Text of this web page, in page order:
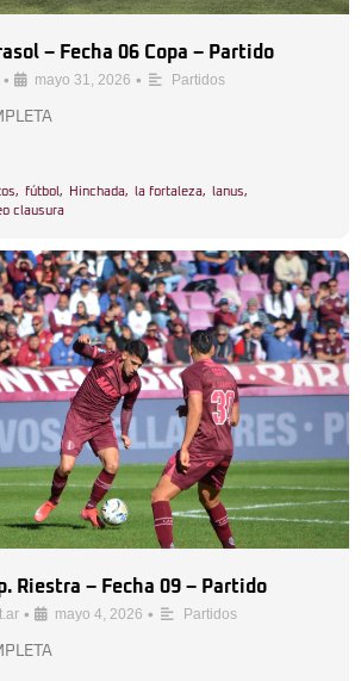
– Fecha 06 Copa – Partido
• mayo 31, 2026 • Partidos
, fútbol , Hinchada, la fortaleza, lanus,
clausura
Riestra – Fecha 09 – Partido
• mayo 4, 2026 • Partidos